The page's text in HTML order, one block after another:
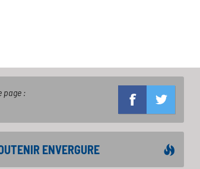
page :
ENVERGURE